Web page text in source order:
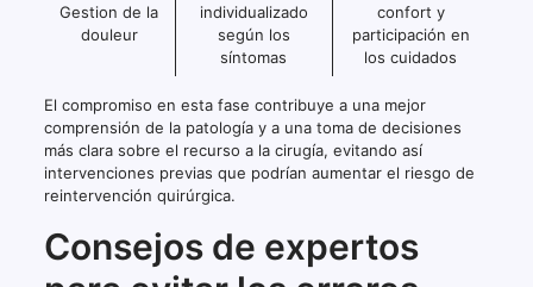
Gestion de la
douleur
individualizado
según los
síntomas
confort y
participación en
los cuidados
El compromiso en esta fase contribuye a una mejor
comprensión de la patología y a una toma de decisiones
más clara sobre el recurso a la cirugía, evitando así
intervenciones previas que podrían aumentar el riesgo de
reintervención quirúrgica.
Consejos de expertos